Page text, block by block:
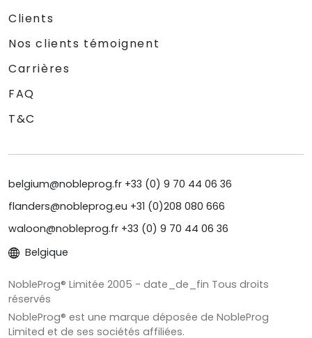
Clients
Nos clients témoignent
Carrières
FAQ
T&C
belgium@nobleprog.fr +33 (0) 9 70 44 06 36
flanders@nobleprog.eu +31 (0)208 080 666
waloon@nobleprog.fr +33 (0) 9 70 44 06 36
Belgique
NobleProg® Limitée 2005 - date_de_fin Tous droits
réservés
NobleProg® est une marque déposée de NobleProg
Limited et de ses sociétés affiliées.